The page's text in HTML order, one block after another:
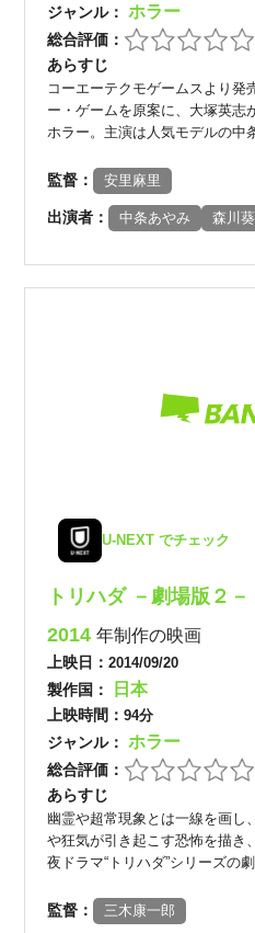
ジャンル：ホラー
総合評価：
あらすじ
コーエーテクモゲームスより発
ー・ゲームを原案に、大塚英志
ホラー。主演は人気モデルの中
監督： 安里麻里
出演者： 中条あやみ 森川葵
U-NEXT でチェック
トリハダ －劇場版２－
2014年制作の映画
上映日：2014/09/20
製作国： 日本
上映時間：94分
ジャンル：ホラー
総合評価：
あらすじ
幽霊や超常現象とは一線を画し
や狂気が引き起こす恐怖を描き
夜ドラマ“トリハダ”シリーズの
監督： 三木康一郎